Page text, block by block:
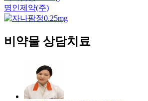
명인제약(주)
비약물 상담치료